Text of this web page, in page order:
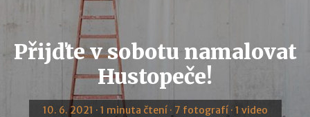
Přijďte v sobotu namalovat
Hustopeče!
10. 6. 2021 · 1 minuta čtení · 7 fotografí · 1 video